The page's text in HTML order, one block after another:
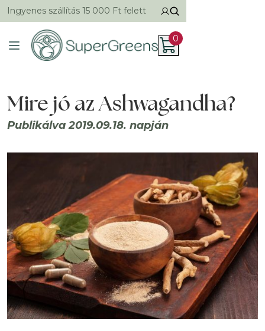
Ingyenes szállítás 15 000 Ft felett
0
Mire jó az Ashwagandha?
Publikálva 2019.09.18. napján